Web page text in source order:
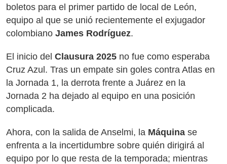
boletos para el primer partido de local de León,
equipo al que se unió recientemente el exjugador
colombiano James Rodríguez.
El inicio del Clausura 2025 no fue como esperaba
Cruz Azul. Tras un empate sin goles contra Atlas en
la Jornada 1, la derrota frente a Juárez en la
Jornada 2 ha dejado al equipo en una posición
complicada.
Ahora, con la salida de Anselmi, la Máquina se
enfrenta a la incertidumbre sobre quién dirigirá al
equipo por lo que resta de la temporada; mientras